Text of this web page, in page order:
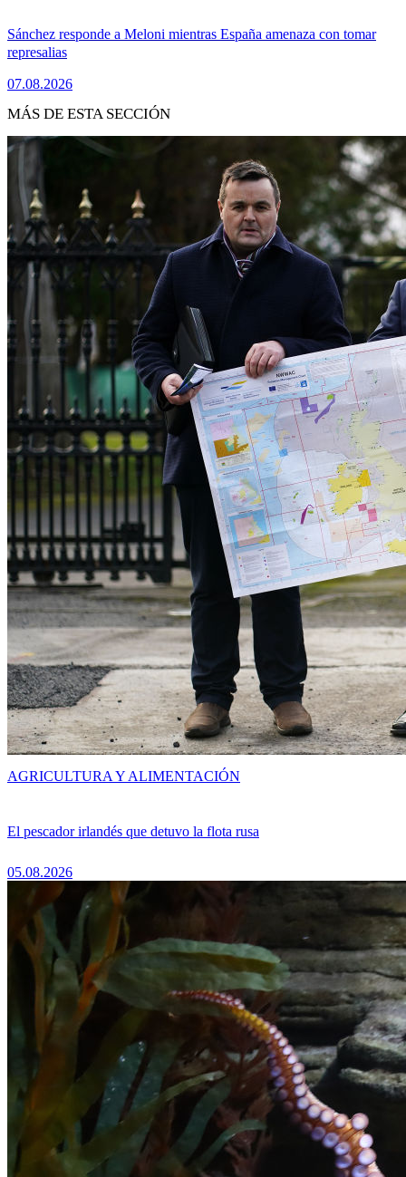
Sánchez responde a Meloni mientras España amenaza con tomar
represalias
07.08.2026
MÁS DE ESTA SECCIÓN
El pescador irlandés que detuvo la flota rusa
05.08.2026
AGRICULTURA Y ALIMENTACIÓN